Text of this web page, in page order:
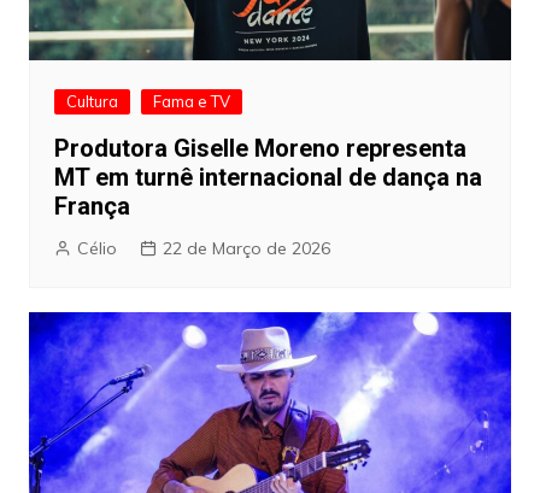
Cultura Fama e TV
Produtora Giselle Moreno representa
MT em turnê internacional de dança na
França
Célio 22 de Março de 2026